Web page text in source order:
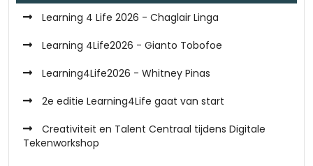
Learning 4 Life 2026 - Chaglair Linga
Learning 4Life2026 - Gianto Tobofoe
Learning4Life2026 - Whitney Pinas
2e editie Learning4Life gaat van start
Creativiteit en Talent Centraal tijdens Digitale
Tekenworkshop